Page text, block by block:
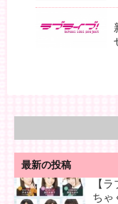
最新の投稿
【
ちゃ